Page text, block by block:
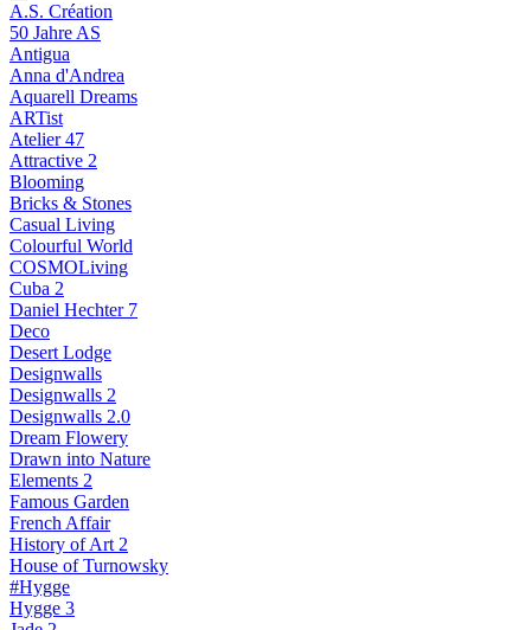
A.S. Création
50 Jahre AS
Antigua
Anna d'Andrea
Aquarell Dreams
ARTist
Atelier 47
Attractive 2
Blooming
Bricks & Stones
Casual Living
Colourful World
COSMOLiving
Cuba 2
Daniel Hechter 7
Deco
Desert Lodge
Designwalls
Designwalls 2
Designwalls 2.0
Dream Flowery
Drawn into Nature
Elements 2
Famous Garden
French Affair
History of Art 2
House of Turnowsky
#Hygge
Hygge 3